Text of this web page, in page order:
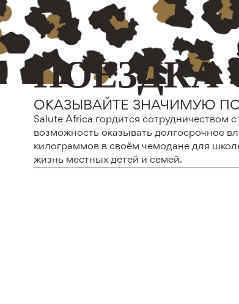
ПОЕЗДКА
ОКАЗЫВАЙТЕ ЗНАЧИМУЮ
Salute Africa гордится сотрудничеством
возможность оказывать долгосрочное
килограммов в своём чемодане для
жизнь местных детей и семей.